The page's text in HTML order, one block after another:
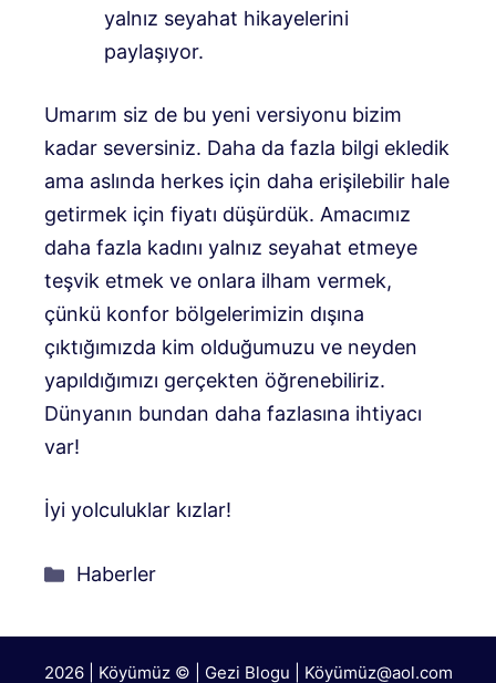
yalnız seyahat hikayelerini
paylaşıyor.
Umarım siz de bu yeni versiyonu bizim
kadar seversiniz. Daha da fazla bilgi ekledik
ama aslında herkes için daha erişilebilir hale
getirmek için fiyatı düşürdük. Amacımız
daha fazla kadını yalnız seyahat etmeye
teşvik etmek ve onlara ilham vermek,
çünkü konfor bölgelerimizin dışına
çıktığımızda kim olduğumuzu ve neyden
yapıldığımızı gerçekten öğrenebiliriz.
Dünyanın bundan daha fazlasına ihtiyacı
var!
İyi yolculuklar kızlar!
Kategoriler
Haberler
2026 | Köyümüz © | Gezi Blogu | Köyümüz@aol.com